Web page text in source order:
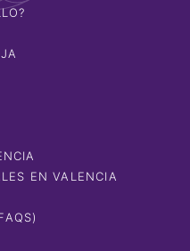
EN VALENCIA